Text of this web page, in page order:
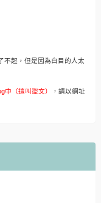
不起，但是因為白目的人太
中（這叫盜文） ，請以網址